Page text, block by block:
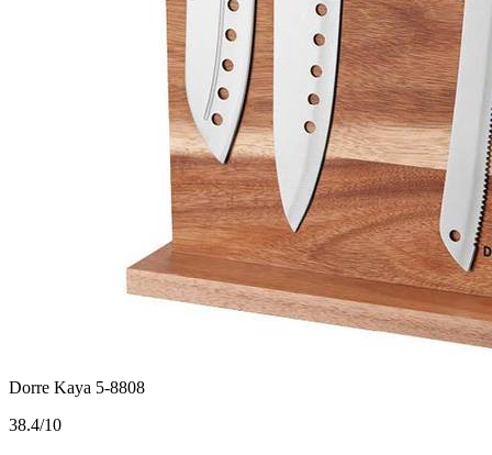
Dorre Kaya 5-8808
38.4/10